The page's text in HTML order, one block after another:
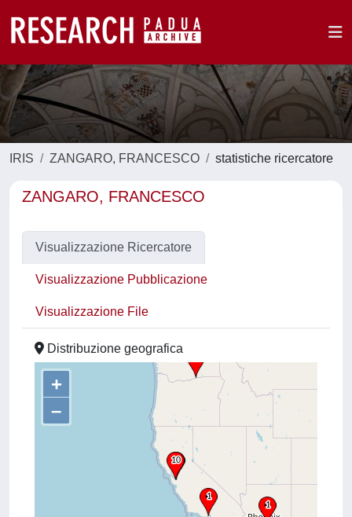
IRIS ZANGARO, FRANCESCO statistiche ricercatore
ZANGARO, FRANCESCO
Visualizzazione Ricercatore
Visualizzazione Pubblicazione
Visualizzazione File
Distribuzione geografica
+
–